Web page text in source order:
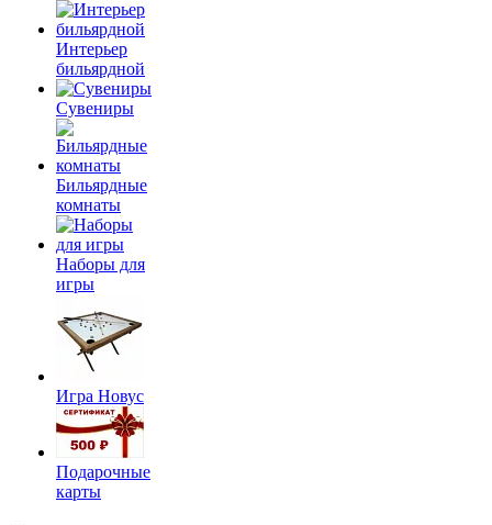
Интерьер
бильярдной
Сувениры
Бильярдные
комнаты
Наборы для
игры
Игра Новус
Подарочные
карты